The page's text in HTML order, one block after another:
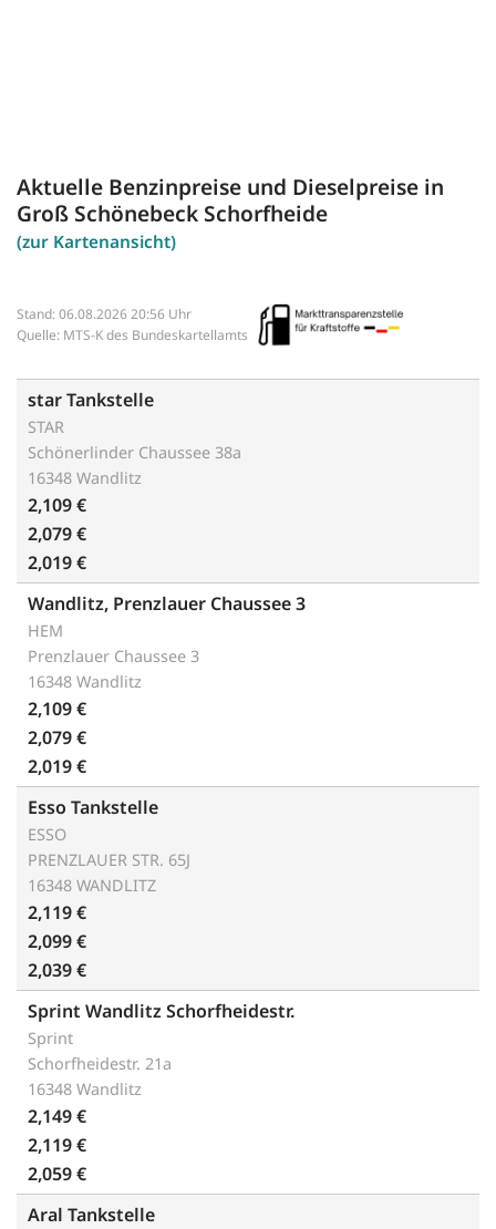
Aktuelle Benzinpreise und Dieselpreise in
Groß Schönebeck Schorfheide
(zur Kartenansicht)
Stand: 06.08.2026 20:56 Uhr
Quelle: MTS-K des Bundeskartellamts
star Tankstelle
STAR
Schönerlinder Chaussee 38a
16348 Wandlitz
2,109 €
2,079 €
2,019 €
Wandlitz, Prenzlauer Chaussee 3
HEM
Prenzlauer Chaussee 3
16348 Wandlitz
2,109 €
2,079 €
2,019 €
Esso Tankstelle
ESSO
PRENZLAUER STR. 65J
16348 WANDLITZ
2,119 €
2,099 €
2,039 €
Sprint Wandlitz Schorfheidestr.
Sprint
Schorfheidestr. 21a
16348 Wandlitz
2,149 €
2,119 €
2,059 €
Aral Tankstelle